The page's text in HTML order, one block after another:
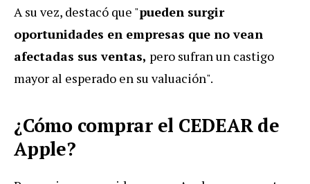
A su vez, destacó que "pueden surgir
oportunidades en empresas que no vean
afectadas sus ventas, pero sufran un castigo
mayor al esperado en su valuación".
¿Cómo comprar el CEDEAR de
Apple?